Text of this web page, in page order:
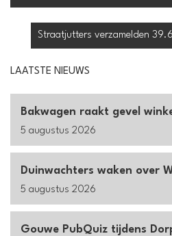
Straatjutters verzamelden
LAATSTE NIEUWS
Bakwagen raakt gevel
5 augustus 2026
Duinwachters waken over
5 augustus 2026
Gouwe PubQuiz tijdens